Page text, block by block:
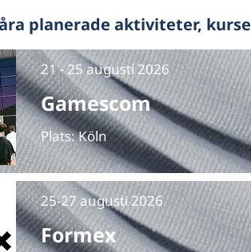
planerade aktiviteter,
21 - 25 augusti 2026
Gamescom
Plats: Köln
25-27 augusti 2026
Formex